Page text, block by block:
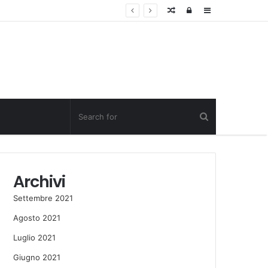
Sidebar
Log
Random
Archivi
Settembre 2021
Agosto 2021
Luglio 2021
Giugno 2021